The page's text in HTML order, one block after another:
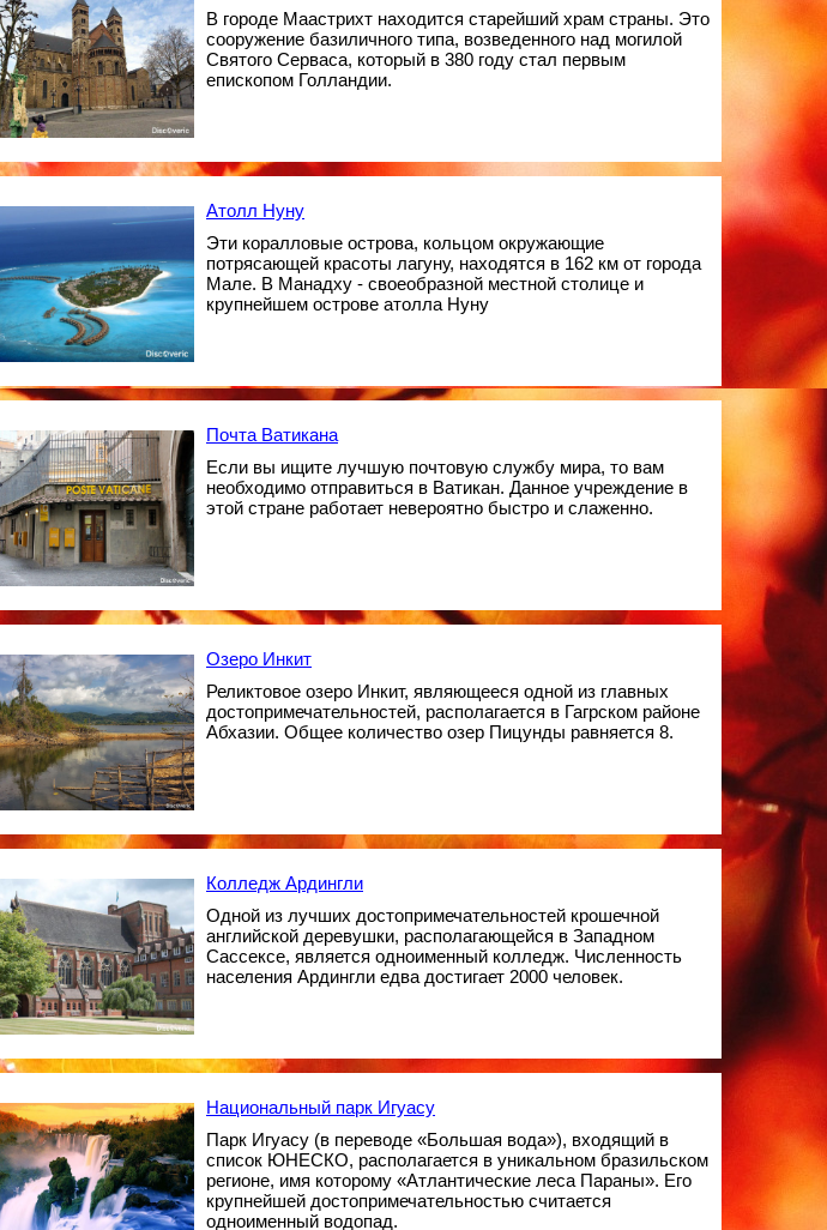
В городе Маастрихт находится старейший храм страны. Это
сооружение базиличного типа, возведенного над могилой
Святого Серваса, который в 380 году стал первым
епископом Голландии.
Атолл Нуну
Эти коралловые острова, кольцом окружающие
потрясающей красоты лагуну, находятся в 162 км от города
Мале. В Манадху - своеобразной местной столице и
крупнейшем острове атолла Нуну
Почта Ватикана
Если вы ищите лучшую почтовую службу мира, то вам
необходимо отправиться в Ватикан. Данное учреждение в
этой стране работает невероятно быстро и слаженно.
Озеро Инкит
Реликтовое озеро Инкит, являющееся одной из главных
достопримечательностей, располагается в Гагрском районе
Абхазии. Общее количество озер Пицунды равняется 8.
Колледж Ардингли
Одной из лучших достопримечательностей крошечной
английской деревушки, располагающейся в Западном
Сассексе, является одноименный колледж. Численность
населения Ардингли едва достигает 2000 человек.
Национальный парк Игуасу
Парк Игуасу (в переводе «Большая вода»), входящий в
список ЮНЕСКО, располагается в уникальном бразильском
регионе, имя которому «Атлантические леса Параны». Его
крупнейшей достопримечательностью считается
одноименный водопад.